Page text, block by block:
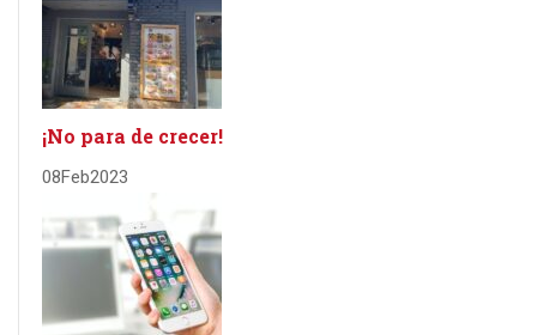
¡No para de crecer!
08Feb2023